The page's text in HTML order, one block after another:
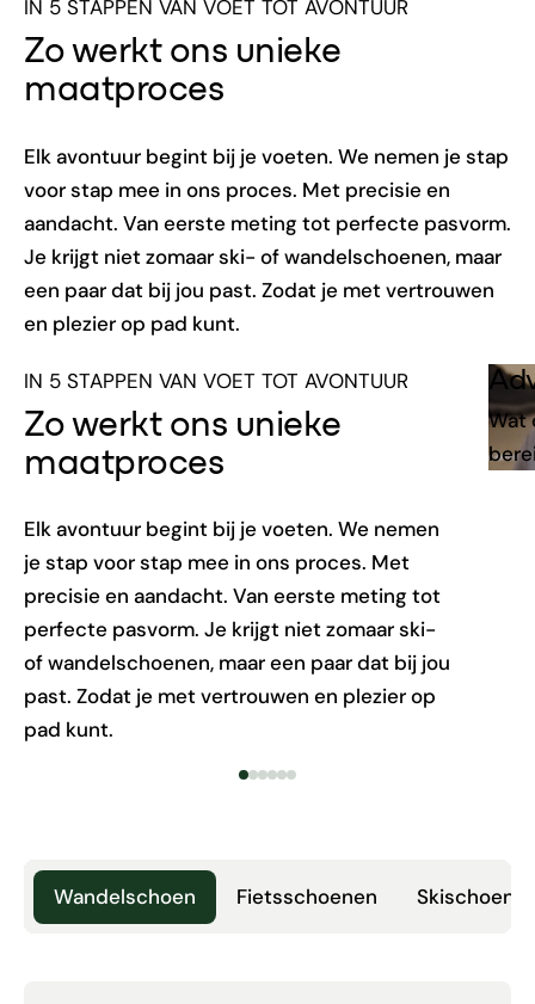
IN 5 STAPPEN VAN VOET TOT AVONTUUR
Zo werkt ons unieke
maatproces
Elk avontuur begint bij je voeten. We nemen je stap
voor stap mee in ons proces. Met precisie en
aandacht. Van eerste meting tot perfecte pasvorm.
Je krijgt niet zomaar ski- of wandelschoenen, maar
een paar dat bij jou past. Zodat je met vertrouwen
en plezier op pad kunt.
IN 5 STAPPEN VAN VOET TOT AVONTUUR
Zo werkt ons unieke
maatproces
Elk avontuur begint bij je voeten. We nemen
je stap voor stap mee in ons proces. Met
precisie en aandacht. Van eerste meting tot
perfecte pasvorm. Je krijgt niet zomaar ski-
of wandelschoenen, maar een paar dat bij jou
past. Zodat je met vertrouwen en plezier op
pad kunt.
Wat
Wandelschoen Fietsschoenen Skischoen